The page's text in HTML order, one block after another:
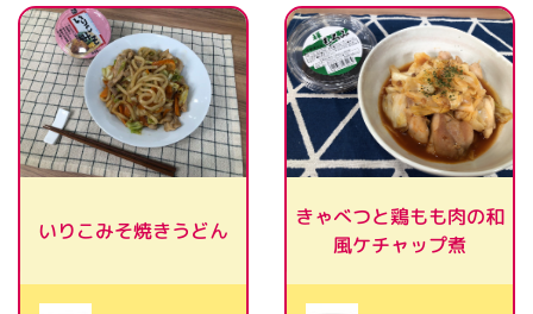
いりこみそ焼きうどん
きゃべつと鶏もも肉の和
風ケチャップ煮